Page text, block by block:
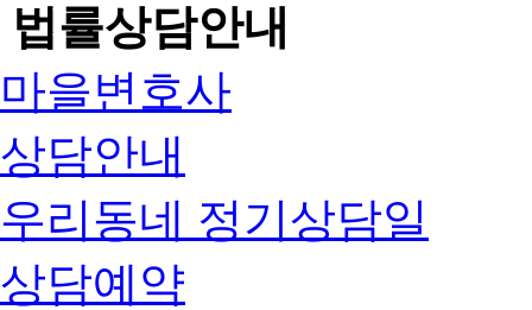
법률상담안내
마을변호사
상담안내
우리동네 정기상담일
상담예약